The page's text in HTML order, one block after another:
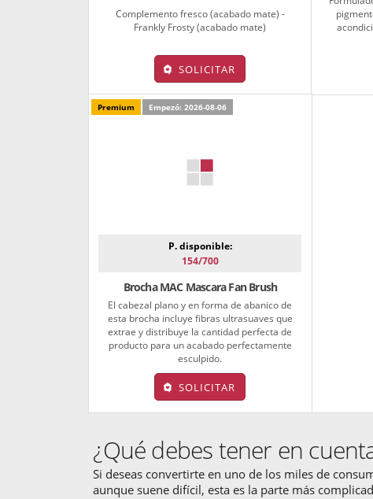
Complemento fresco (acabado mate) -
Frankly Frosty (acabado mate)
SOLICITAR
Premium Empezó: 2026-08-06
P. disponible:
154/700
Brocha MAC Mascara Fan Brush
El cabezal plano y en forma de abanico de
esta brocha incluye fibras ultrasuaves que
extrae y distribuye la cantidad perfecta de
producto para un acabado perfectamente
esculpido.
SOLICITAR
¿Qué debes tener en
Si deseas convertirte en uno de los miles de
aunque suene difícil, esta es la parte más